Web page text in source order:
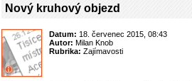
Nový kruhový objezd
Datum: 18. červenec 2015, 08:43
Autor: Milan Knob
Rubrika: Zajímavosti